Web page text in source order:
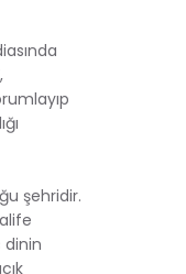
şehridir.
dinin